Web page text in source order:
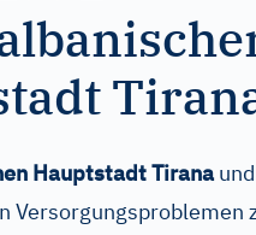
Hauptstadt Tirana
Versorgungsproblemen